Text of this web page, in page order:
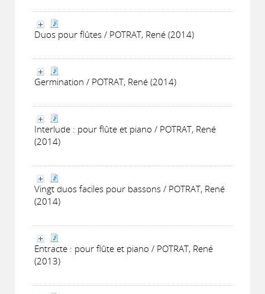
Duos pour flûtes / POTRAT, René (2014)
Germination / POTRAT, René (2014)
Interlude : pour flûte et piano / POTRAT, René
(2014)
Vingt duos faciles pour bassons / POTRAT, René
(2014)
Entracte : pour flûte et piano / POTRAT, René
(2013)